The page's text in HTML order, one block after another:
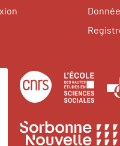
Centre
national
la
des